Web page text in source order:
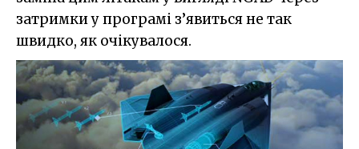
затримки у програмі з’явиться не так
швидко, як очікувалося.